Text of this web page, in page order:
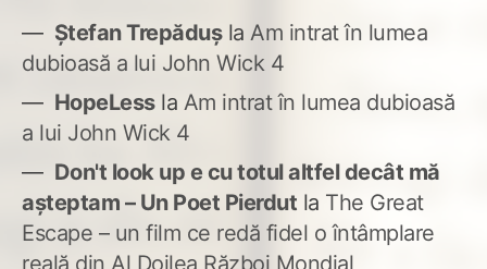
Ștefan Trepădușla Am intrat în lumea
dubioasă a lui John Wick 4
HopeLessla Am intrat în lumea dubioasă
a lui John Wick 4
Don't look up e cu totul altfel decât mă
așteptam – Un Poet Pierdut la The Great
Escape – un film ce redă fidel o întâmplare